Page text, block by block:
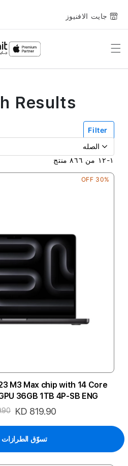
جايت الافنيوز
Toggle
Filter
١-١٢ من ٨٦٦ منتج
30% OFF
M3 Max chip with 14 Core
36GB 1TB 4P-SB ENG
السعر
KD 819.90
تسوّق الطرازات
Results